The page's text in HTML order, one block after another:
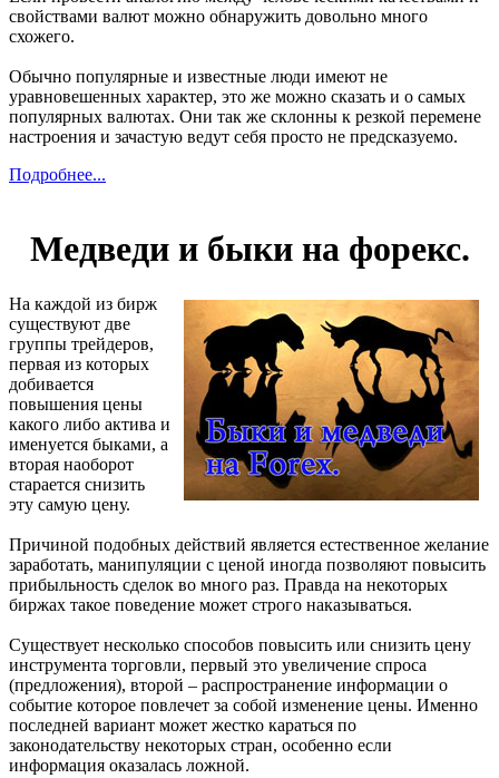
свойствами валют можно обнаружить довольно много
схожего.
Обычно популярные и известные люди имеют не
уравновешенных характер, это же можно сказать и о самых
популярных валютах. Они так же склонны к резкой перемене
настроения и зачастую ведут себя просто не предсказуемо.
Подробнее...
Медведи и быки на форекс.
На каждой из бирж
существуют две
группы трейдеров,
первая из которых
добивается
повышения цены
какого либо актива и
именуется быками, а
вторая наоборот
старается снизить
эту самую цену.
Причиной подобных действий является естественное желание
заработать, манипуляции с ценой иногда позволяют повысить
прибыльность сделок во много раз. Правда на некоторых
биржах такое поведение может строго наказываться.
Существует несколько способов повысить или снизить цену
инструмента торговли, первый это увеличение спроса
(предложения), второй – распространение информации о
событие которое повлечет за собой изменение цены. Именно
последней вариант может жестко караться по
законодательству некоторых стран, особенно если
информация оказалась ложной.